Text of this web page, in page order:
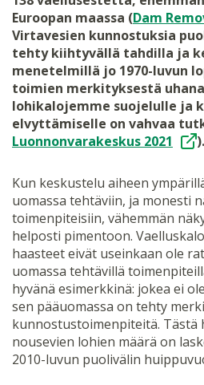
Euroopan maassa (Dam
Virtavesien kunnostuksia
tehty kiihtyvällä tahdilla ja
menetelmillä jo 1970-luvun
toimien merkityksestä
lohikalojemme suojelulle ja
elvyttämiselle on vahvaa
Luonnonvarakeskus 2021
).
Kun keskustelu aiheen
uomassa tehtäviin, ja monesti
toimenpiteisiin, vähemmän
helposti pimentoon.
haasteet eivät useinkaan ole
uomassa tehtävillä
hyvänä esimerkkinä: jokea ei
sen pääuomassa on tehty
kunnostustoimenpiteitä. Tästä
nousevien lohien määrä on
2010-luvun puolivälin